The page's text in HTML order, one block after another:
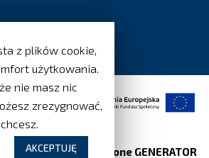
prawa zastrzeżone GENERATOR
z plików cookie,
użytkowania.
nie masz nic
zrezygnować,
AKCEPTUJĘ